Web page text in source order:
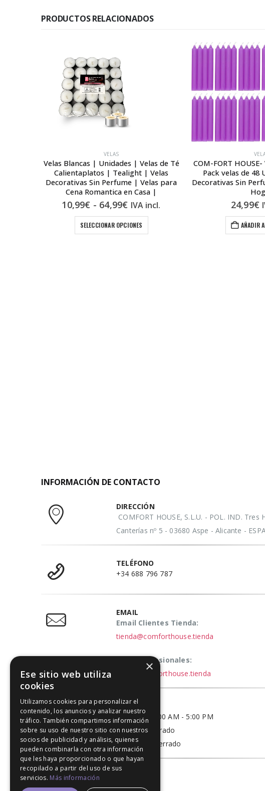
PRODUCTOS RELACIONADOS
VELAS
Velas Blancas | Unidades | Velas de Té
Calientaplatos | Tealight | Velas
Decorativas Sin Perfume | Velas para
Cena Romantica en Casa |
10,99€ - 64,99€Rango
de
precios:
desde
IVA incl.
SELECCIONAR OPCIONES
Este producto tiene múltiples variantes. Las opciones se pueden elegir en la página de producto
COM-FORT
Pack velas de 48
Decorativas Sin
24,99€
AÑADIR
INFORMACIÓN DE CONTACTO
DIRECCIÓN
COMFORT HOUSE, S.L.U. - POL. IND. Tres
Canterías nº 5 - 03680 Aspe - Alicante -
TELÉFONO
+34 688 796 787
EMAIL
Email Clientes Tienda:
tienda@comforthouse.tienda
Email Profesionales:
elena@comforthouse.tienda
HORARIO
Lun - Vie / 9:00 AM - 5:00 PM
Sábado - Cerrado
Domingo - Cerrado
×
Ese sitio web utiliza
cookies
Utilizamos cookies para personalizar el
contenido, los anuncios y analizar nuestro
tráfico. También compartimos información
sobre su uso de nuestro sitio con nuestros
socios de publicidad y análisis, quienes
pueden combinarla con otra información
que les haya proporcionado o que hayan
recopilado a partir del uso de sus
servicios. Más información